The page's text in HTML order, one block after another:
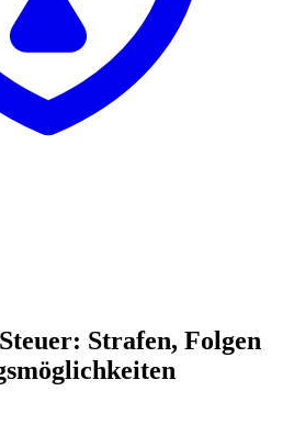
Strafen, Folgen